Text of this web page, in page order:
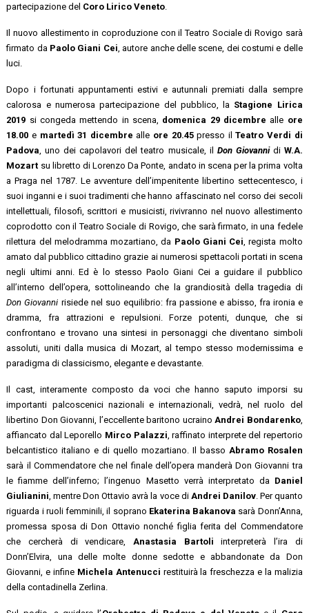
partecipazione del Coro Lirico Veneto
Il nuovo allestimento in coproduzione con il Teatro Sociale di Rovigo sarà
firmato da Paolo Giani Cei , autore anche delle scene, dei costumi e delle
luci.
Dopo i fortunati appuntamenti estivi e autunnali premiati dalla sempre
calorosa e numerosa partecipazione del pubblico, la Stagione Lirica
2019 si congeda mettendo in scena, domenica 29 dicembre alle ore
18.00 e martedì 31 dicembre alle ore 20.45presso ilTeatro Verdi di
Padova , uno dei capolavori del teatro musicale, il Don Giovannidi W.A.
Mozart su libretto di Lorenzo Da Ponte, andato in scena per la prima volta
a Praga nel 1787. Le avventure dell’impenitente libertino settecentesco, i
suoi inganni e i suoi tradimenti che hanno affascinato nel corso dei secoli
intellettuali, filosofi, scrittori e musicisti, rivivranno nel nuovo allestimento
coprodotto con il Teatro Sociale di Rovigo, che sarà firmato, in una fedele
rilettura del melodramma mozartiano, da Paolo Giani Cei , regista molto
amato dal pubblico cittadino grazie ai numerosi spettacoli portati in scena
negli ultimi anni. Ed è lo stesso Paolo Giani Cei a guidare il pubblico
all’interno dell’opera, sottolineando che la grandiosità della tragedia di
Don Giovanni risiede nel suo equilibrio: fra passione e abisso, fra ironia e
dramma, fra attrazioni e repulsioni. Forze potenti, dunque, che si
confrontano e trovano una sintesi in personaggi che diventano simboli
assoluti, uniti dalla musica di Mozart, al tempo stesso modernissima e
paradigma di classicismo, elegante e devastante.
Il cast, interamente composto da voci che hanno saputo imporsi su
importanti palcoscenici nazionali e internazionali, vedrà, nel ruolo del
libertino Don Giovanni, l’eccellente baritono ucraino Andrei Bondarenko,
affiancato dal Leporello Mirco Palazzi , raffinato interprete del repertorio
belcantistico italiano e di quello mozartiano. Il basso Abramo Rosalen
sarà il Commendatore che nel finale dell’opera manderà Don Giovanni tra
le fiamme dell’inferno; l’ingenuo Masetto verrà interpretato da Daniel
Giulianini , mentre Don Ottavio avrà la voce di Andrei Danilov. Per quanto
riguarda i ruoli femminili, il soprano Ekaterina Bakanova sarà Donn’Anna,
promessa sposa di Don Ottavio nonché figlia ferita del Commendatore
che cercherà di vendicare, Anastasia Bartoli interpreterà l’ira di
Donn’Elvira, una delle molte donne sedotte e abbandonate da Don
Giovanni, e infine Michela Antenucci restituirà la freschezza e la malizia
della contadinella Zerlina.